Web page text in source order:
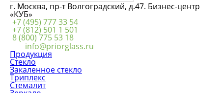
г. Москва, пр-т Волгоградский, д.47. Бизнес-центр
«КУБ»
+7 (495) 777 33 54
+7 (812) 501 1 501
8 (800) 775 53 18
info@priorglass.ru
Продукция
Стекло
Закаленное стекло
Триплекс
Стемалит